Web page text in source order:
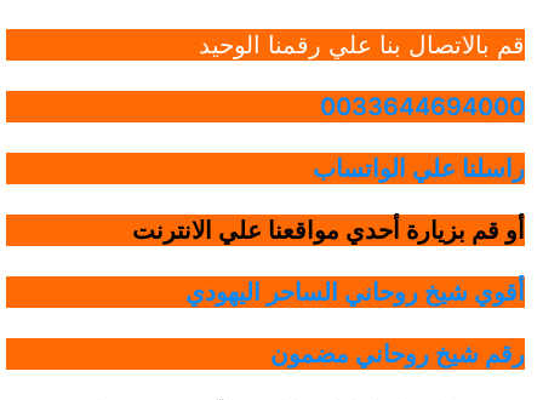
قم بالاتصال بنا علي رقمنا الوحيد
0033644694000
راسلنا علي الواتساب
أو قم بزيارة أحدي مواقعنا علي الانترنت
أقوي شيخ روحاني الساحر اليهودي
رقم شيخ روحاني مضمون